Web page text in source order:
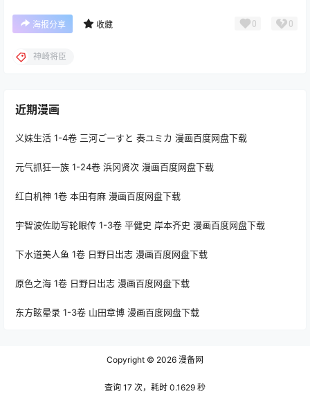
海报分享 收藏 0 0
神崎将臣
近期漫画
义妹生活 1-4卷 三河ごーすと 奏ユミカ 漫画百度网盘下载
元气抓狂一族 1-24卷 浜冈贤次 漫画百度网盘下载
红白机神 1卷 本田有麻 漫画百度网盘下载
宇智波佐助写轮眼传 1-3卷 平健史 岸本齐史 漫画百度网盘下载
下水道美人鱼 1卷 日野日出志 漫画百度网盘下载
原色之海 1卷 日野日出志 漫画百度网盘下载
东方眩晕录 1-3卷 山田章博 漫画百度网盘下载
Copyright © 2026 漫备网
查询 17 次，耗时 0.1629 秒